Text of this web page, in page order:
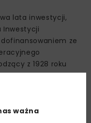
lata inwestycji,
Inwestycji
ze
z 1928 roku
Wyższej części
natomiast niższą
ekspedycja
otynkowano i
ważna